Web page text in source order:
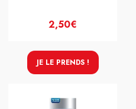
2,50€
JE LE PRENDS !